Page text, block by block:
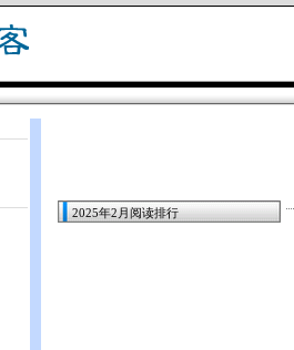
2025年2月阅读排行